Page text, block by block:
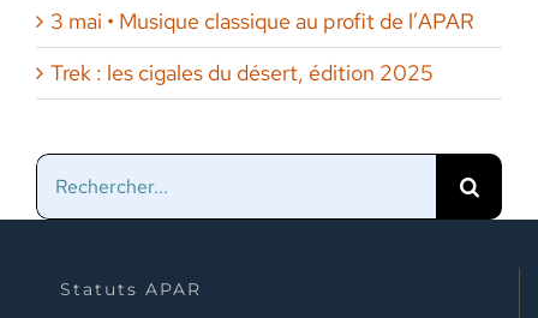
3 mai • Musique classique au profit de l’APAR
Trek : les cigales du désert, édition 2025
Rechercher:
Statuts APAR